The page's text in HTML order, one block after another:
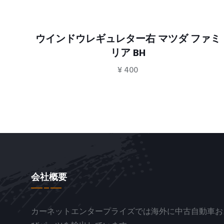
ウインドウレギュレター右 マツダ ファミ
リア BH
¥ 400
会社概要
カーネットエンタープライズでは海外に中古自動車お